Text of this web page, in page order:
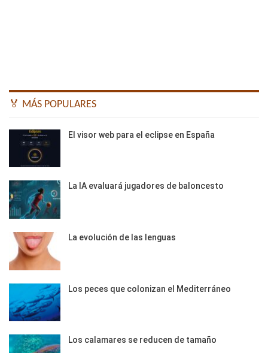
🏅 MÁS POPULARES
El visor web para el eclipse en España
La IA evaluará jugadores de baloncesto
La evolución de las lenguas
Los peces que colonizan el Mediterráneo
Los calamares se reducen de tamaño